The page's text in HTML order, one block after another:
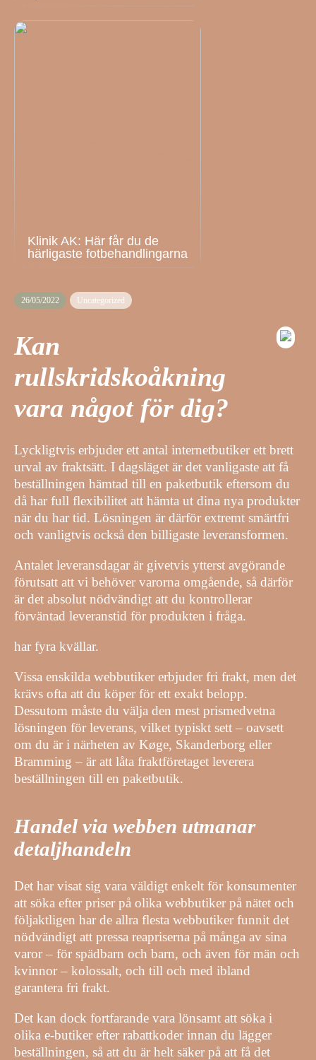
Klinik AK: Här får du de
härligaste fotbehandlingarna
26/05/2022 Uncategorized
Kan
rullskridskoåkning
vara något för dig?
Lyckligtvis erbjuder ett antal internetbutiker ett brett
urval av fraktsätt. I dagsläget är det vanligaste att få
beställningen hämtad till en paketbutik eftersom du
då har full flexibilitet att hämta ut dina nya produkter
när du har tid. Lösningen är därför extremt smärtfri
och vanligtvis också den billigaste leveransformen.
Antalet leveransdagar är givetvis ytterst avgörande
förutsatt att vi behöver varorna omgående, så därför
är det absolut nödvändigt att du kontrollerar
förväntad leveranstid för produkten i fråga.
har fyra kvällar.
Vissa enskilda webbutiker erbjuder fri frakt, men det
krävs ofta att du köper för ett exakt belopp.
Dessutom måste du välja den mest prismedvetna
lösningen för leverans, vilket typiskt sett – oavsett
om du är i närheten av Køge, Skanderborg eller
Bramming – är att låta fraktföretaget leverera
beställningen till en paketbutik.
Handel via webben utmanar
detaljhandeln
Det har visat sig vara väldigt enkelt för konsumenter
att söka efter priser på olika webbutiker på nätet och
följaktligen har de allra flesta webbutiker funnit det
nödvändigt att pressa reapriserna på många av sina
varor – för spädbarn och barn, och även för män och
kvinnor – kolossalt, och till och med ibland
garantera fri frakt.
Det kan dock fortfarande vara lönsamt att söka i
olika e-butiker efter rabattkoder innan du lägger
beställningen, så att du är helt säker på att få det